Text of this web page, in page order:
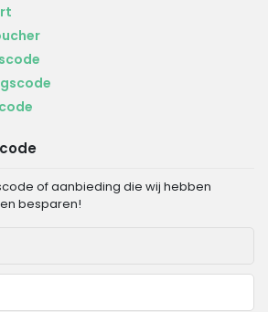
of aanbieding die wij hebben
besparen!